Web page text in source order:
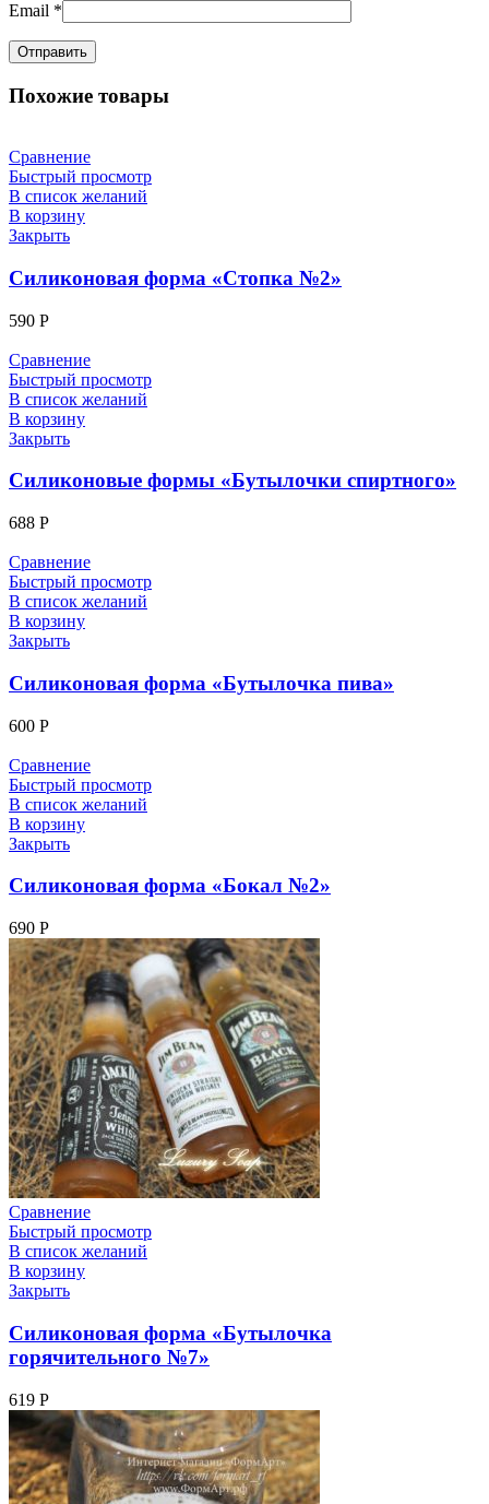
Email *
Похожие товары
Сравнение
Быстрый просмотр
В список желаний
В корзину
Закрыть
Силиконовая форма «Стопка №2»
590 Р
Сравнение
Быстрый просмотр
В список желаний
В корзину
Закрыть
Силиконовые формы «Бутылочки спиртного»
688 Р
Сравнение
Быстрый просмотр
В список желаний
В корзину
Закрыть
Силиконовая форма «Бутылочка пива»
600 Р
Сравнение
Быстрый просмотр
В список желаний
В корзину
Закрыть
Силиконовая форма «Бокал №2»
690 Р
Сравнение
Быстрый просмотр
В список желаний
В корзину
Закрыть
Силиконовая форма «Бутылочка
горячительного №7»
619 Р